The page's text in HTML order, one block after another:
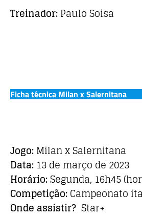
Treinador:Paulo Soisa
Ficha técnica Milan x Salernitana
Jogo:Milan x Salernitana
Data: 13 de março de 2023
Horário:Segunda, 16h45
Competição:Campeonato
Onde assistir? Star+